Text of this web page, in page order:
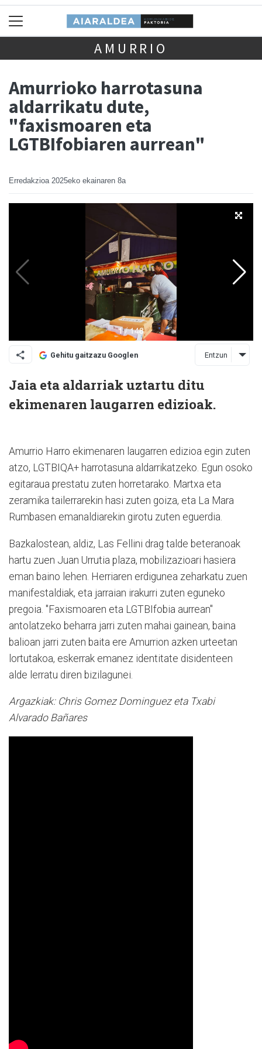
AMURRIO
Amurrioko harrotasuna
aldarrikatu dute,
"faxismoaren eta
LGTBIfobiaren aurrean"
Erredakzioa 2025eko ekainaren 8a
Gehitu gaitzazu Googlen Entzun
Jaia eta aldarriak uztartu ditu
ekimenaren laugarren edizioak.
Amurrio Harro ekimenaren laugarren edizioa egin zuten
atzo, LGTBIQA+ harrotasuna aldarrikatzeko. Egun osoko
egitaraua prestatu zuten horretarako. Martxa eta
zeramika tailerrarekin hasi zuten goiza, eta La Mara
Rumbasen emanaldiarekin girotu zuten eguerdia.
Bazkalostean, aldiz, Las Fellini drag talde beteranoak
hartu zuen Juan Urrutia plaza, mobilizazioari hasiera
eman baino lehen. Herriaren erdigunea zeharkatu zuen
manifestaldiak, eta jarraian irakurri zuten eguneko
pregoia. "Faxismoaren eta LGTBIfobia aurrean"
antolatzeko beharra jarri zuten mahai gainean, baina
balioan jarri zuten baita ere Amurrion azken urteetan
lortutakoa, eskerrak emanez identitate disidenteen
alde lerratu diren bizilagunei.
Argazkiak: Chris Gomez Dominguez eta Txabi
Alvarado Bañares